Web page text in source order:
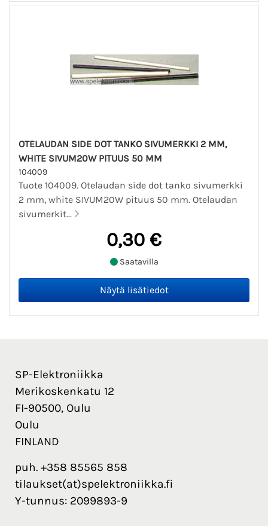
OTELAUDAN SIDE DOT TANKO SIVUMERKKI 2 MM,
WHITE SIVUM20W PITUUS 50 MM
104009
Tuote 104009. Otelaudan side dot tanko sivumerkki
2 mm, white SIVUM20W pituus 50 mm. Otelaudan
sivumerkit...
0,30 €
Saatavilla
SP-Elektroniikka
Merikoskenkatu 12
FI-90500, Oulu
Oulu
FINLAND
puh. +358 85565 858
tilaukset(at)spelektroniikka.fi
Y-tunnus: 2099893-9